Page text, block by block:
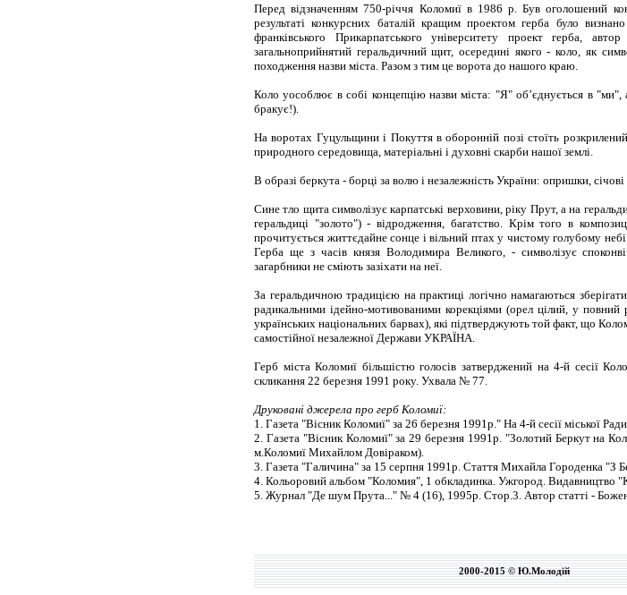
Перед відзначенням 750-річчя Коломиї в 1986 р. Був оголошений
результаті конкурсних баталій кращим проектом герба було
франківського Прикарпатського університету проект герба,
загальноприйнятий геральдичний щит, осередині якого - коло, як
походження назви міста. Разом з тим це ворота до нашого краю.
Коло уособлює в собі концепцію назви міста: "Я" об’єднується в
бракує!).
На воротах Гуцульщини і Покуття в оборонній позі стоїть
природного середовища, матеріальні і духовні скарби нашої землі.
В образі беркута - борці за волю і незалежність України: опришки,
Сине тло щита символізує карпатські верховини, ріку Прут, а на
геральдиці "золото") - відродження, багатство. Крім того в
прочитується життєдайне сонце і вільний птах у чистому голубому
Герба ще з часів князя Володимира Великого, - символізує
загарбники не сміють зазіхати на неї.
За геральдичною традицією на практиці логічно намагаються
радикальними ідейно-мотивованими корекціями (орел цілий, у
українських національних барвах), які підтверджують той факт, що
самостійної незалежної Держави УКРАЇНА.
Герб міста Коломиї більшістю голосів затверджений на 4-й сесії
скликання 22 березня 1991 року. Ухвала № 77.
Друковані джерела про герб Коломиї:
1. Газета "Вісник Коломиї" за 26 березня 1991р." На 4-й сесії міської
2. Газета "Вісник Коломиї" за 29 березня 1991р. "Золотий Беркут на
м.Коломиї Михайлом Довіраком).
3. Газета "Галичина" за 15 серпня 1991р. Стаття Михайла Городенка "З
4. Кольоровий альбом "Коломия", 1 обкладинка. Ужгород. Видавництво
5. Журнал "Де шум Прута..." № 4 (16), 1995р. Стор.3. Автор статті -
2000-2015 © Ю.Молодій